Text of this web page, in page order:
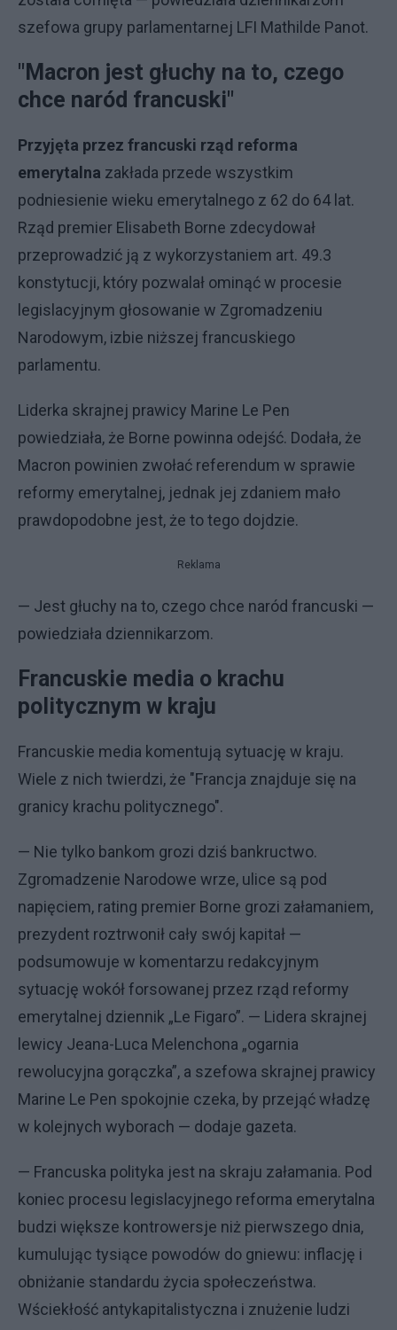
szefowa grupy parlamentarnej LFI Mathilde Panot.
"Macron jest głuchy na to, czego
chce naród francuski"
Przyjęta przez francuski rząd reforma
emerytalna zakłada przede wszystkim
podniesienie wieku emerytalnego z 62 do 64 lat.
Rząd premier Elisabeth Borne zdecydował
przeprowadzić ją z wykorzystaniem art. 49.3
konstytucji, który pozwalał ominąć w procesie
legislacyjnym głosowanie w Zgromadzeniu
Narodowym, izbie niższej francuskiego
parlamentu.
Liderka skrajnej prawicy Marine Le Pen
powiedziała, że Borne powinna odejść. Dodała, że
Macron powinien zwołać referendum w sprawie
reformy emerytalnej, jednak jej zdaniem mało
prawdopodobne jest, że to tego dojdzie.
Reklama
— Jest głuchy na to, czego chce naród francuski —
powiedziała dziennikarzom.
Francuskie media o krachu
politycznym w kraju
Francuskie media komentują sytuację w kraju.
Wiele z nich twierdzi, że "Francja znajduje się na
granicy krachu politycznego".
— Nie tylko bankom grozi dziś bankructwo.
Zgromadzenie Narodowe wrze, ulice są pod
napięciem, rating premier Borne grozi załamaniem,
prezydent roztrwonił cały swój kapitał —
podsumowuje w komentarzu redakcyjnym
sytuację wokół forsowanej przez rząd reformy
emerytalnej dziennik „Le Figaro”. — Lidera skrajnej
lewicy Jeana-Luca Melenchona „ogarnia
rewolucyjna gorączka”, a szefowa skrajnej prawicy
Marine Le Pen spokojnie czeka, by przejąć władzę
w kolejnych wyborach — dodaje gazeta.
— Francuska polityka jest na skraju załamania. Pod
koniec procesu legislacyjnego reforma emerytalna
budzi większe kontrowersje niż pierwszego dnia,
kumulując tysiące powodów do gniewu: inflację i
obniżanie standardu życia społeczeństwa.
Wściekłość antykapitalistyczna i znużenie ludzi